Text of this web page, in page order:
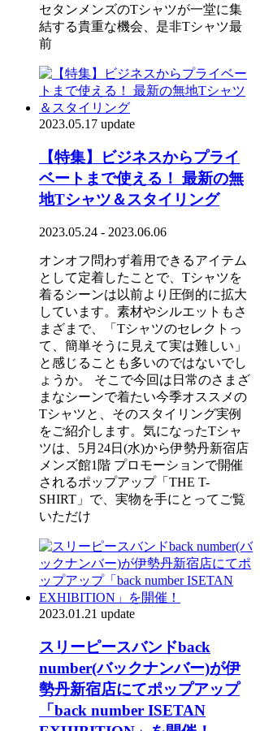
セタンメンズのTシャツが一堂に集
結する貴重な機会、是非Tシャツ最
前
2023.05.17 update
【特集】ビジネスからプライ
ベートまで使える！ 最新の無
地Tシャツ＆スタイリング
2023.05.24 - 2023.06.06
オンオフ問わず着用できるアイテム
として定着したことで、Tシャツを
着るシーンは以前より圧倒的に拡大
しています。素材やシルエットもさ
まざまで、「Tシャツのセレクトっ
て、簡単そうに見えて実は難しい」
と感じることも多いのではないでし
ょうか。 そこで今回は日常のさまざ
まなシーンで着たい今季オススメの
Tシャツと、そのスタイリング実例
をご紹介します。気になったTシャ
ツは、5月24日(水)から伊勢丹新宿店
メンズ館1階 プロモーションで開催
されるポップアップ「THE T-
SHIRT」で、実物を手にとってご覧
いただけ
2023.01.21 update
スリーピースバンドback
number(バックナンバー)が伊
勢丹新宿店にてポップアップ
「back number ISETAN